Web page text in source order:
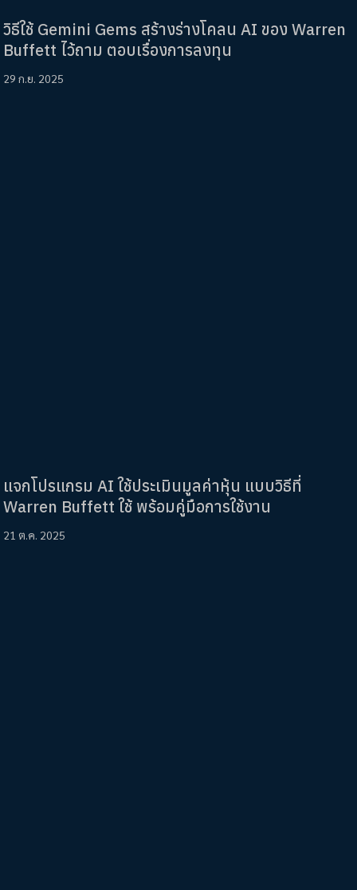
วิธีใช้ Gemini Gems สร้างร่างโคลน AI ของ Warren
Buffett ไว้ถาม ตอบเรื่องการลงทุน
29 ก.ย. 2025
แจกโปรแกรม AI ใช้ประเมินมูลค่าหุ้น แบบวิธีที่
Warren Buffett ใช้ พร้อมคู่มือการใช้งาน
21 ต.ค. 2025